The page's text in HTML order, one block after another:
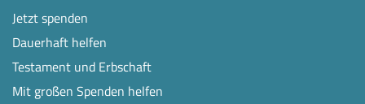
Jetzt spenden
Dauerhaft helfen
Testament und Erbschaft
Mit großen Spenden helfen